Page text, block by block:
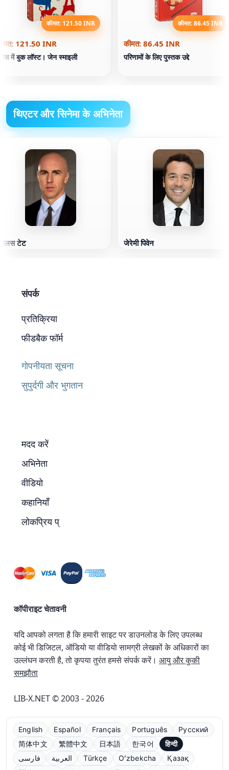
कीमत: 121.50 INR
121.50 INR
में बुक लॉस्ट। जेन स्माइली
कीमत: 86.45 INR
कीमत: 86.45 INR
परिणामों के लिए पुस्तक उद्दे
थिएटर और सिनेमा के अभिनेता
टेट जेरेमी पिवेन
संपर्क
प्रतिक्रिया
फीडबैक फॉर्म
गोपनीयता सूचना
सुपुर्दगी और भुगतान
मदद करें
अभिनेता
वीडियो
कहानियाँ
लोकप्रिय प्
कॉपीराइट चेतावनी
यदि आपको लगता है कि हमारी साइट पर डाउनलोड के लिए उपलब्ध
कोई भी डिजिटल, ऑडियो या वीडियो सामग्री लेखकों के अधिकारों का
उल्लंघन करती है, तो कृपया तुरंत हमसे संपर्क करें। आयु और कुकी
समझौता
LIB-X.NET © 2003 - 2026
English Español Français Português
Русский
简体中文
繁體中文 日本語 한국어
हिन्दी
فارسی
العربية Türkçe Oʻzbekcha
Қазақ